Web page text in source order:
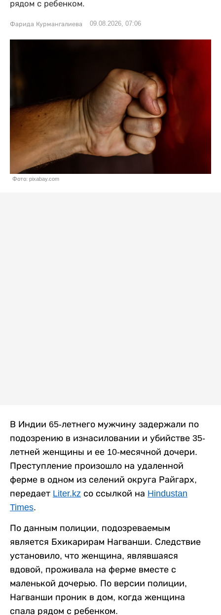
рядом с ребенком.
Фарида Курмангалиева 09.08.2026, 07:06
Фото: pixabay.com
В Индии 65-летнего мужчину задержали по
подозрению в изнасиловании и убийстве 35-
летней женщины и ее 10-месячной дочери.
Преступление произошло на удаленной
ферме в одном из селений округа Райгарх,
передает Liter.kz со ссылкой на Hindustan
Times.
По данным полиции, подозреваемым
является Бхикарирам Нагванши. Следствие
установило, что женщина, являвшаяся
вдовой, проживала на ферме вместе с
маленькой дочерью. По версии полиции,
Нагванши проник в дом, когда женщина
спала рядом с ребенком.